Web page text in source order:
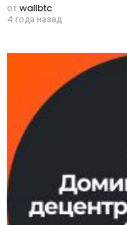
отwallbtc
4 года назад